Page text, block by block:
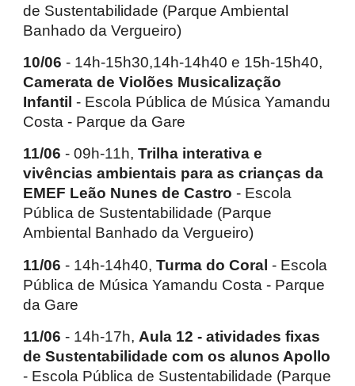
de Sustentabilidade (Parque Ambiental
Banhado da Vergueiro)
10/06 - 14h-15h30,14h-14h40 e 15h-15h40,
Camerata de Violões Musicalização
Infantil - Escola Pública de Música Yamandu
Costa - Parque da Gare
11/06 - 09h-11h,Trilha interativa e
vivências ambientais para as crianças da
EMEF Leão Nunes de Castro - Escola
Pública de Sustentabilidade (Parque
Ambiental Banhado da Vergueiro)
11/06 - 14h-14h40,Turma do Coral - Escola
Pública de Música Yamandu Costa - Parque
da Gare
11/06 - 14h-17h, Aula 12 - atividades fixas
de Sustentabilidade com os alunos Apollo
- Escola Pública de Sustentabilidade (Parque